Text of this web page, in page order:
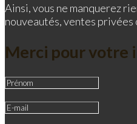
Ainsi, vous ne manquerez
nouveautés, ventes privées
Merci pour votre